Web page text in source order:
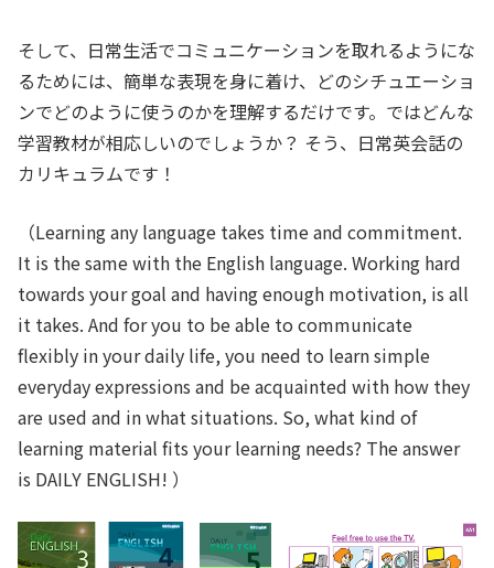
そして、日常生活でコミュニケーションを取れるようにな
るためには、簡単な表現を身に着け、どのシチュエーショ
ンでどのように使うのかを理解するだけです。ではどんな
学習教材が相応しいのでしょうか？ そう、日常英会話の
カリキュラムです！
（Learning any language takes time and commitment.
It is the same with the English language. Working hard
towards your goal and having enough motivation, is all
it takes. And for you to be able to communicate
flexibly in your daily life, you need to learn simple
everyday expressions and be acquainted with how they
are used and in what situations. So, what kind of
learning material fits your learning needs? The answer
is DAILY ENGLISH! ）